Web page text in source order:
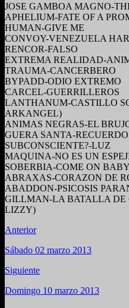
JOSE GAMBOA MAGNO-
APHELIUM-FATE OF A
HUMAN-GIVE ME
CONVOY-VENEZUELA
RENCOR-FALSO
EXTREMA REALIDAD-
TRAUMA-CANCERBERO
BYPADD-ODIO EXTREMO
CARCEL-GUERRILLEROS
LANTHANUM-CASTILLO
ARKANGEL)
ANIMAS NEGRAS-EL
GUERA SANTA-
SUBCONSCIENTE?-LUZ
MAQUINA-NO ES UN
SOBERBIA-COME ON BABY
ABRAXAS-CORAZON DE
ABADDON-PSICOSIS
GILLMAN-LA BATALLA DE
LIZZY)
Anterior
Sábado 02 marzo 2013
Siguiente
Domingo 10 marzo 2013